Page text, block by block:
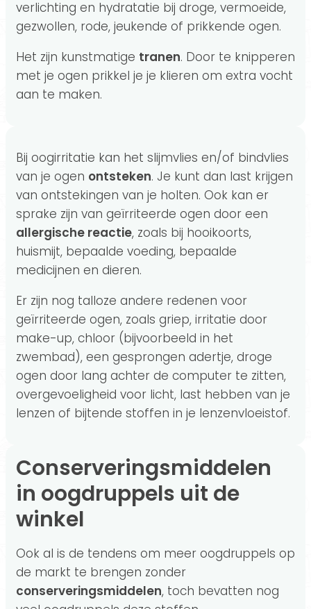
verlichting en hydratatie bij droge, vermoeide,
gezwollen, rode, jeukende of prikkende ogen.
Het zijn kunstmatige tranen. Door te knipperen
met je ogen prikkel je je klieren om extra vocht
aan te maken.
Bij oogirritatie kan het slijmvlies en/of bindvlies
van je ogen ontsteken. Je kunt dan last krijgen
van ontstekingen van je holten. Ook kan er
sprake zijn van geïrriteerde ogen door een
allergische reactie, zoals bij hooikoorts,
huismijt, bepaalde voeding, bepaalde
medicijnen en dieren.
Er zijn nog talloze andere redenen voor
geïrriteerde ogen, zoals griep, irritatie door
make-up, chloor (bijvoorbeeld in het
zwembad), een gesprongen adertje, droge
ogen door lang achter de computer te zitten,
overgevoeligheid voor licht, last hebben van je
lenzen of bijtende stoffen in je lenzenvloeistof.
Conserveringsmiddelen
in oogdruppels uit de
winkel
Ook al is de tendens om meer oogdruppels op
de markt te brengen zonder
conserveringsmiddelen, toch bevatten nog